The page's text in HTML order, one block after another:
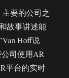
要的公司之
故事讲述能
Hoff说
司使用AR
平台的实时